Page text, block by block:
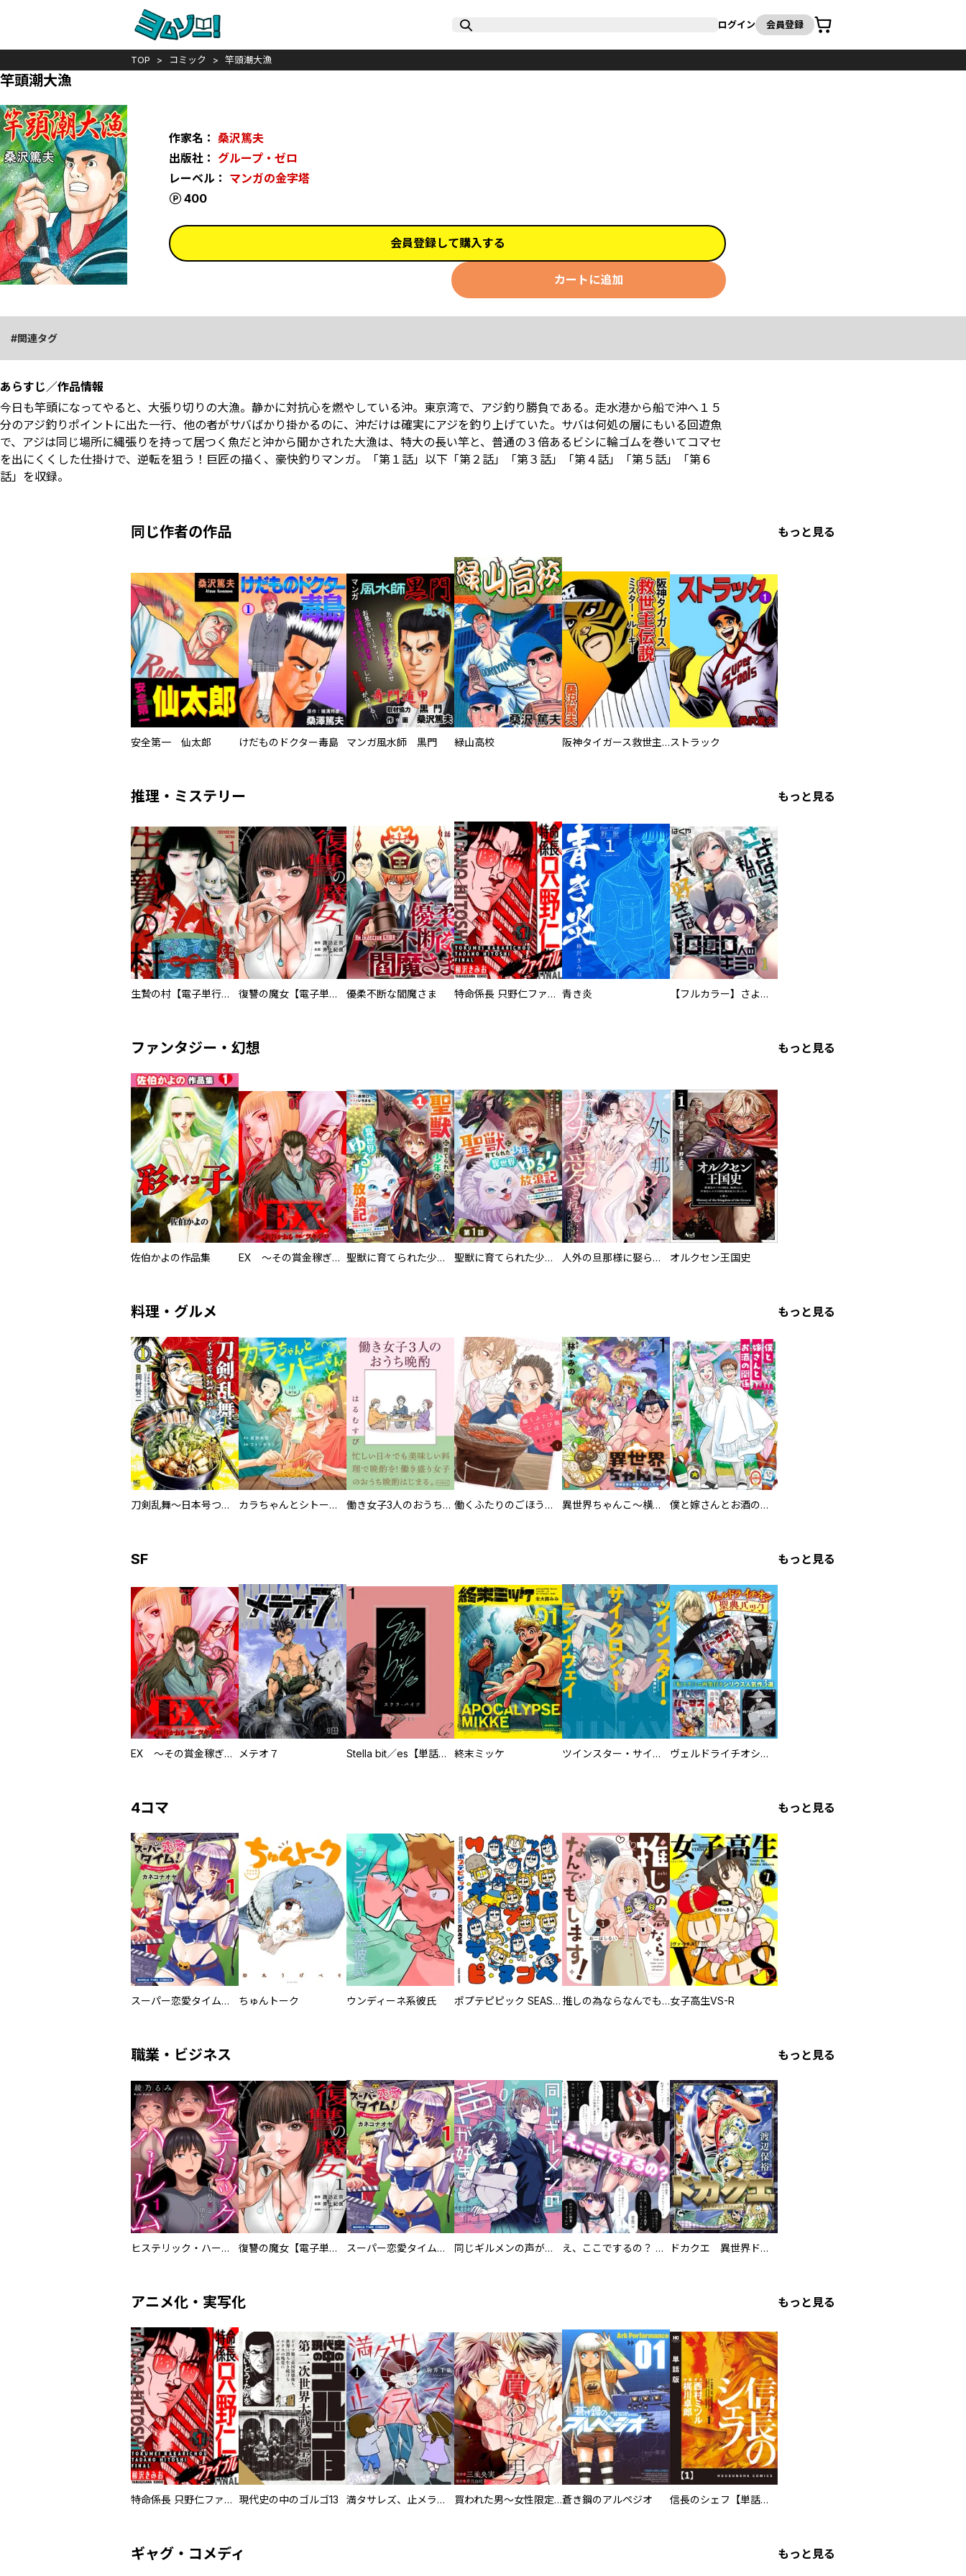
ログイン 会員登録
カート
TOP コミック 竿頭潮大漁
竿頭潮大漁
作家名： 桑沢篤夫
出版社： グループ・ゼロ
レーベル： マンガの金字塔
400
ポイント
会員登録して購入する
カートに追加
関連タグ
あらすじ／作品情報
今日も竿頭になってやると、大張り切りの大漁。静かに対抗心を燃やしている沖。東京湾で、アジ釣り勝負である。走水港から船で沖へ１５
分のアジ釣りポイントに出た一行、他の者がサバばかり掛かるのに、沖だけは確実にアジを釣り上げていた。サバは何処の層にもいる回遊魚
で、アジは同じ場所に縄張りを持って居つく魚だと沖から聞かされた大漁は、特大の長い竿と、普通の３倍あるビシに輪ゴムを巻いてコマセ
を出にくくした仕掛けで、逆転を狙う！巨匠の描く、豪快釣りマンガ。「第１話」以下「第２話」「第３話」「第４話」「第５話」「第６
話」を収録。
同じ作者の作品 もっと見る
安全第一 仙太郎 けだものドクター毒島 マンガ風水師 黒門 緑山高校 阪神タイガース救世主伝説～ミスター・ルーキーストラック
推理・ミステリー もっと見る
生贄の村【電子単行本版】 復讐の魔女【電子単行本版】 優柔不断な閻魔さま 特命係長 只野仁ファイナル 愛蔵版 青き炎 【フルカラー】さよなら、私の大好きな１０００人のキミ。
ファンタジー・幻想 もっと見る
佐伯かよの作品集 EX ～その賞金稼ぎは、世界の出口を探す～【単行本版】 聖獣に育てられた少年の異世界ゆるり放浪記～神様からもらったチート魔法で、仲間たちとスローライフを満喫中～ 聖獣に育てられた少年の異世界ゆるり放浪記～神様からもらったチート魔法で、仲間たちとスローライフを満喫中～【分冊版】 人外の旦那様に娶られ毎晩ナカまで愛される…。アンソロジー オルクセン王国史
料理・グルメ もっと見る
刀剣乱舞～日本号つれづれ酒～ カラちゃんとシトーさんと、 【分冊版】 働き女子3人のおうち晩酌 働くふたりのごほうび飯 異世界ちゃんこ～横綱目前に召喚されたんだが～ 【連載版】 僕と嫁さんとお酒の関係
SF もっと見る
EX ～その賞金稼ぎは、世界の出口を探す～【単行本版】 メテオ７ Stella bit／es【単話版】 終末ミッケ ツインスター・サイクロン・ランナウェイ ヴェルドライチオシ聖典パック 『転スラ』ミニ画集付き シリウス人気作３選
4コマ もっと見る
スーパー恋愛タイム！～現場でドＳな彼女は自宅でデレる～ ちゅんトーク ウンディーネ系彼氏 ポプテピピック SEASON EIGHT 推しの為ならなんでもします！女子高生VS-R
職業・ビジネス もっと見る
ヒステリック・ハーレム～搾られる男と堕ちる女～【電子単行本版】 復讐の魔女【電子単行本版】 スーパー恋愛タイム！～現場でドＳな彼女は自宅でデレる～ 同じギルメンの声が好き え、ここでするの？ アイドルのファンが知らない日常 ドカクエ 異世界ドカコッククエスト
アニメ化・実写化 もっと見る
特命係長 只野仁ファイナル 愛蔵版 現代史の中のゴルゴ13 満タサレズ、止メラレズ 買われた男～女性限定快感セラピスト～【描き下ろしおまけ付き特装版】蒼き鋼のアルペジオ 信長のシェフ【単話版】
ギャグ・コメディ もっと見る